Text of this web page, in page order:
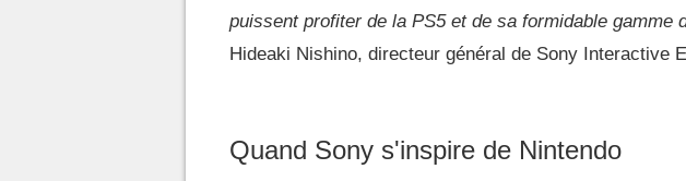
puissent profiter de la PS5 et de sa formidable gamme
Hideaki Nishino, directeur général de Sony Interactive
Quand Sony s'inspire de Nintendo